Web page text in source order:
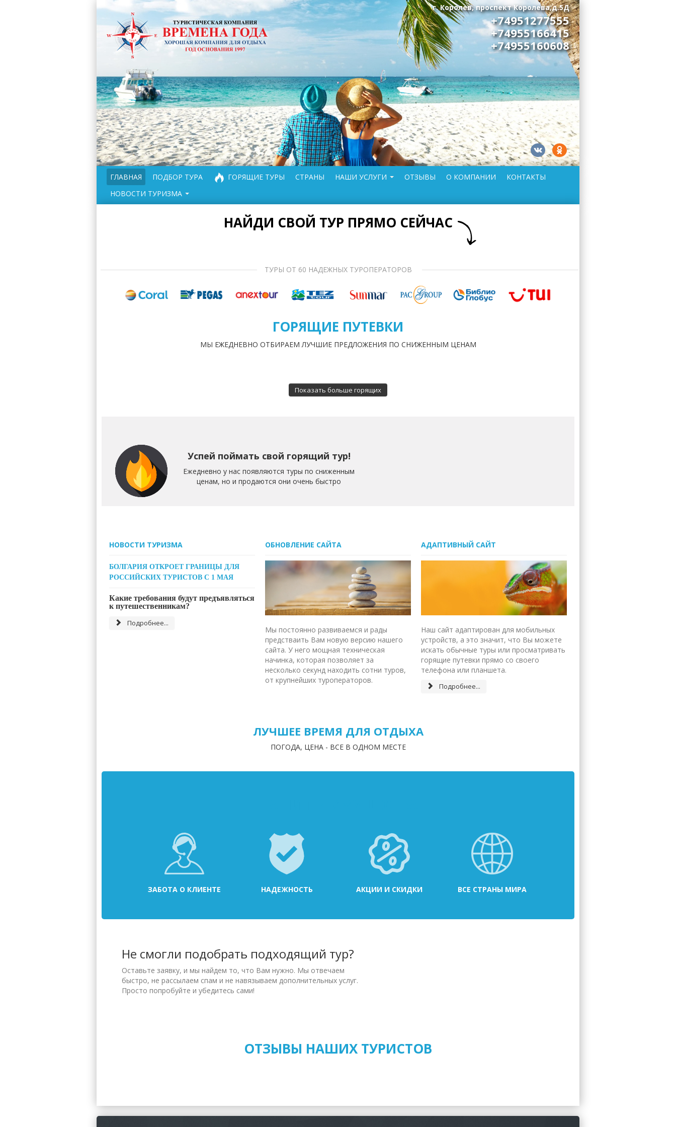
г. Королев, проспект Королева,д.5Д
+74951277555
+74955166415
+74955160608
ГЛАВНАЯ ПОДБОР ТУРА ГОРЯЩИЕ ТУРЫ СТРАНЫ НАШИ УСЛУГИ ОТЗЫВЫ О КОМПАНИИ
КОНТАКТЫ
НОВОСТИ ТУРИЗМА
НАЙДИ СВОЙ ТУР ПРЯМО СЕЙЧАС
ТУРЫ ОТ 60 НАДЕЖНЫХ ТУРОПЕРАТОРОВ
ГОРЯЩИЕ ПУТЕВКИ
МЫ ЕЖЕДНЕВНО ОТБИРАЕМ ЛУЧШИЕ ПРЕДЛОЖЕНИЯ ПО СНИЖЕННЫМ ЦЕНАМ
Показать больше горящих
Успей поймать свой горящий тур!
Ежедневно у нас появляются туры по сниженным
ценам, но и продаются они очень быстро
НОВОСТИ ТУРИЗМА
БОЛГАРИЯ ОТКРОЕТ ГРАНИЦЫ ДЛЯ
РОССИЙСКИХ ТУРИСТОВ С 1 МАЯ
Какие требования будут предъявляться
к путешественникам?
Подробнее...
ОБНОВЛЕНИЕ САЙТА
Мы постоянно развиваемся и рады
предстваить Вам новую версию нашего
сайта. У него мощная техническая
начинка, которая позволяет за
несколько секунд находить сотни туров,
от крупнейших туроператоров.
АДАПТИВНЫЙ САЙТ
Наш сайт адаптирован для мобильных
устройств, а это значит, что Вы можете
искать обычные туры или просматривать
горящие путевки прямо со своего
телефона или планшета.
Подробнее...
ЛУЧШЕЕ ВРЕМЯ ДЛЯ ОТДЫХА
ПОГОДА, ЦЕНА - ВСЕ В ОДНОМ МЕСТЕ
ЗАБОТА О КЛИЕНТЕ НАДЕЖНОСТЬ АКЦИИ И СКИДКИ ВСЕ СТРАНЫ МИРА
Не смогли подобрать подходящий тур?
Оставьте заявку, и мы найдем то, что Вам нужно. Мы отвечаем
быстро, не рассылаем спам и не навязываем дополнительных услуг.
Просто попробуйте и убедитесь сами!
ОТЗЫВЫ НАШИХ ТУРИСТОВ